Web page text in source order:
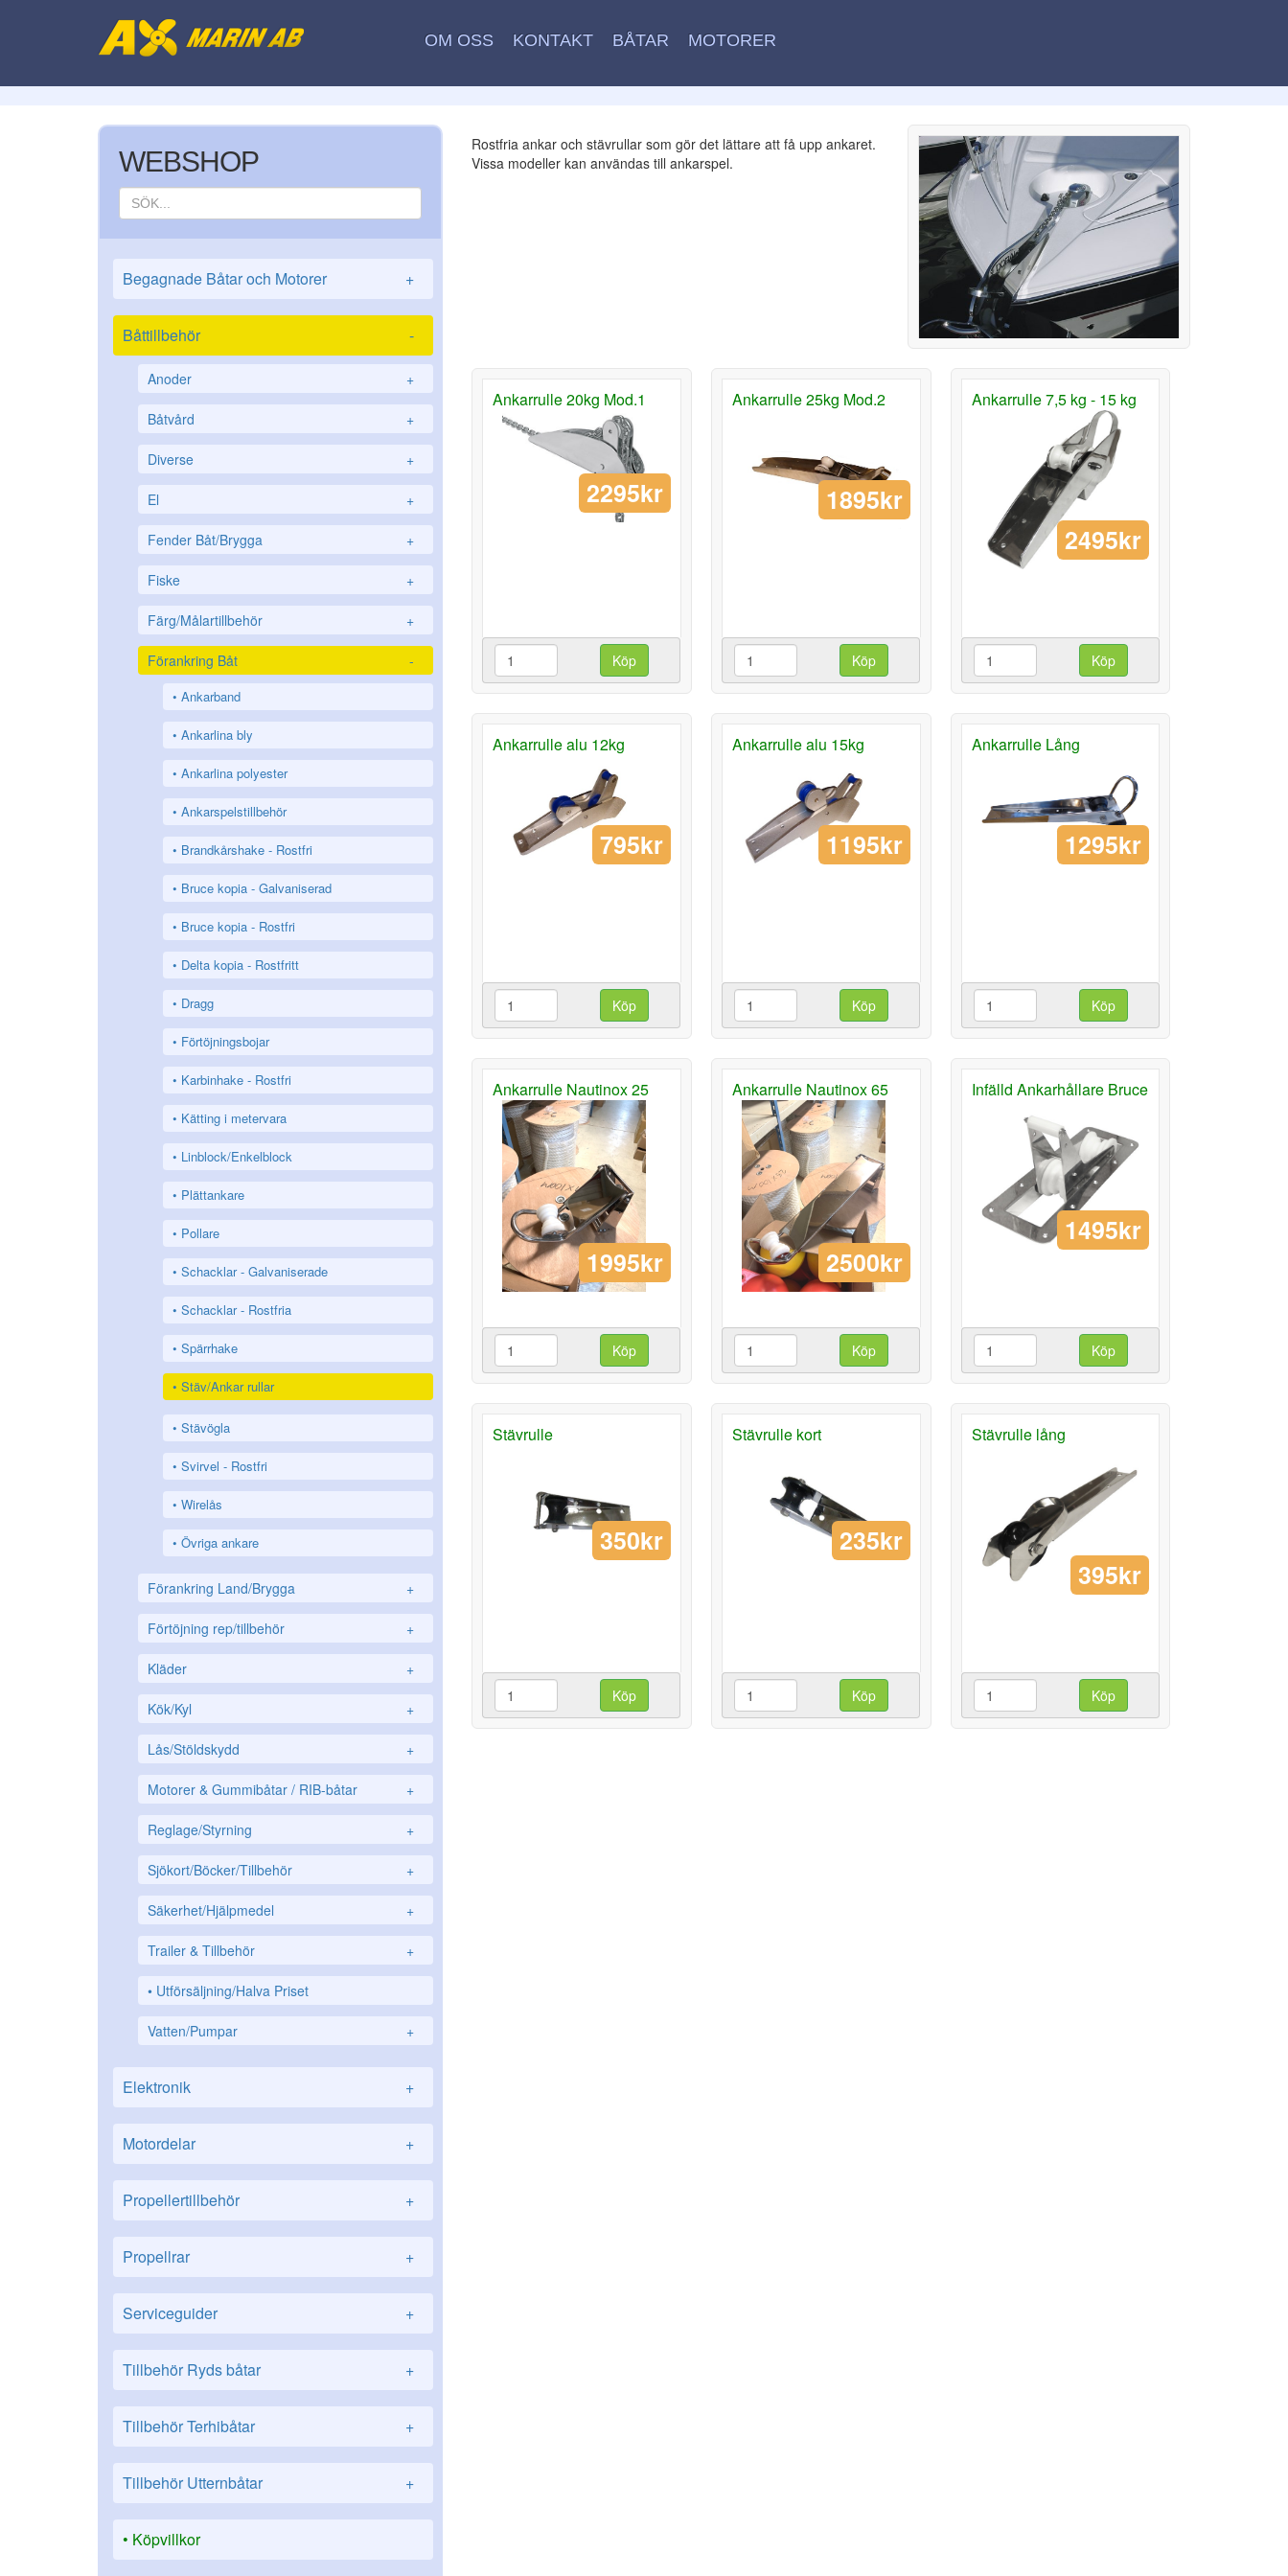
OM OSS KONTAKT BÅTAR MOTORER
WEBSHOP
Begagnade Båtar och Motorer +
Båttillbehör -
Anoder +
Båtvård +
Diverse +
El +
Fender Båt/Brygga +
Fiske +
Färg/Målartillbehör +
Förankring Båt -
Ankarband
Ankarlina bly
Ankarlina polyester
Ankarspelstillbehör
Brandkårshake - Rostfri
Bruce kopia - Galvaniserad
Bruce kopia - Rostfri
Delta kopia - Rostfritt
Dragg
Förtöjningsbojar
Karbinhake - Rostfri
Kätting i metervara
Linblock/Enkelblock
Plättankare
Pollare
Schacklar - Galvaniserade
Schacklar - Rostfria
Spärrhake
Stäv/Ankar rullar
Stävögla
Svirvel - Rostfri
Wirelås
Övriga ankare
Förankring Land/Brygga +
Förtöjning rep/tillbehör +
Kläder +
Kök/Kyl +
Lås/Stöldskydd +
Motorer & Gummibåtar / RIB-båtar +
Reglage/Styrning +
Sjökort/Böcker/Tillbehör +
Säkerhet/Hjälpmedel +
Trailer & Tillbehör +
Utförsäljning/Halva Priset
Vatten/Pumpar +
Elektronik +
Motordelar +
Propellertillbehör +
Propellrar +
Serviceguider +
Tillbehör Ryds båtar +
Tillbehör Terhibåtar +
Tillbehör Utternbåtar +
Köpvillkor
Rostfria ankar och stävrullar som gör det lättare att få upp ankaret.
Vissa modeller kan användas till ankarspel.
Ankarrulle 20kg Mod.1
2295kr
Köp
Ankarrulle 25kg Mod.2
1895kr
Köp
Ankarrulle 7,5 kg - 15 kg
2495kr
Köp
Ankarrulle alu 12kg
795kr
Köp
Ankarrulle alu 15kg
1195kr
Köp
Ankarrulle Lång
1295kr
Köp
Ankarrulle Nautinox 25
1995kr
Köp
Ankarrulle Nautinox 65
2500kr
Köp
Infälld Ankarhållare Bruce
1495kr
Köp
Stävrulle
350kr
Köp
Stävrulle kort
235kr
Köp
Stävrulle lång
395kr
Köp